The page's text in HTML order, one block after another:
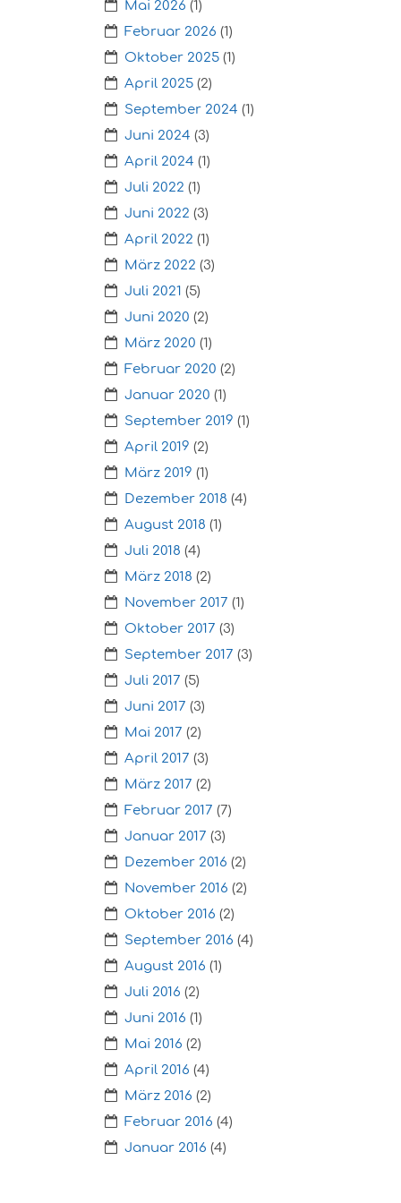
Mai 2026 (1)
Februar 2026 (1)
Oktober 2025 (1)
April 2025 (2)
September 2024 (1)
Juni 2024 (3)
April 2024 (1)
Juli 2022 (1)
Juni 2022 (3)
April 2022 (1)
März 2022 (3)
Juli 2021 (5)
Juni 2020 (2)
März 2020 (1)
Februar 2020 (2)
Januar 2020 (1)
September 2019 (1)
April 2019 (2)
März 2019 (1)
Dezember 2018 (4)
August 2018 (1)
Juli 2018 (4)
März 2018 (2)
November 2017 (1)
Oktober 2017 (3)
September 2017 (3)
Juli 2017 (5)
Juni 2017 (3)
Mai 2017 (2)
April 2017 (3)
März 2017 (2)
Februar 2017 (7)
Januar 2017 (3)
Dezember 2016 (2)
November 2016 (2)
Oktober 2016 (2)
September 2016 (4)
August 2016 (1)
Juli 2016 (2)
Juni 2016 (1)
Mai 2016 (2)
April 2016 (4)
März 2016 (2)
Februar 2016 (4)
Januar 2016 (4)